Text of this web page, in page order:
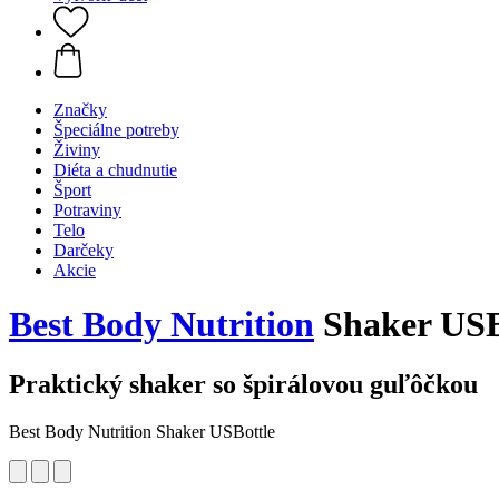
Značky
Špeciálne potreby
Živiny
Diéta a chudnutie
Šport
Potraviny
Telo
Darčeky
Akcie
Best Body Nutrition Shaker
Praktický shaker so špirálovou guľôčkou
Best Body Nutrition Shaker USBottle